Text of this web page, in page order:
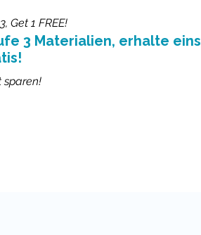
sparen!
3 Materialien, erhalte eins
Get 1 FREE!